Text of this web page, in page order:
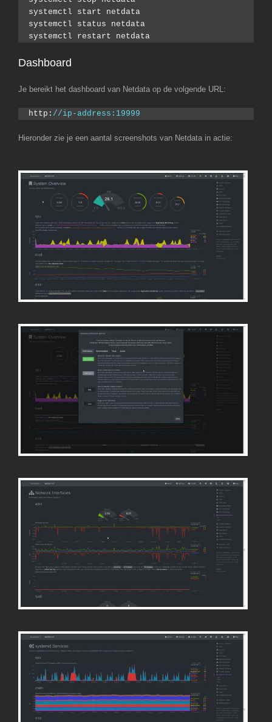
systemctl start netdata
systemctl status netdata
systemctl restart netdata
Dashboard
Je bereikt het dashboard van Netdata op de volgende URL:
http: //ip-address:19999
Hieronder zie je een aantal screenshots van Netdata in actie: